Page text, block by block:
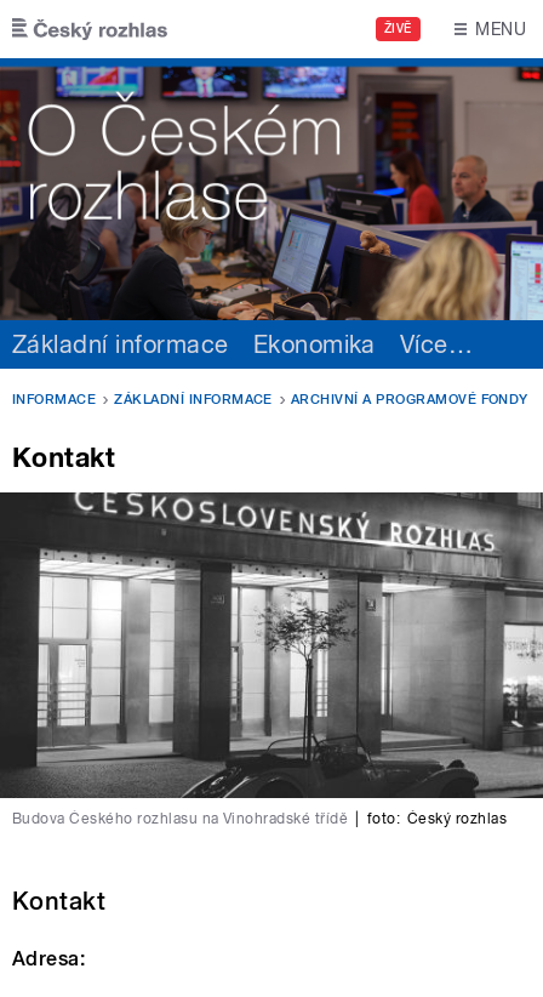
Přejít k hlavnímu obsahu
ŽIVĚ MENU
Základní informace Ekonomika Více…
INFORMACE ZÁKLADNÍ INFORMACE ARCHIVNÍ A PROGRAMOVÉ FONDY
Kontakt
Budova Českého rozhlasu na Vinohradské třídě foto: Český rozhlas
Kontakt
Adresa: